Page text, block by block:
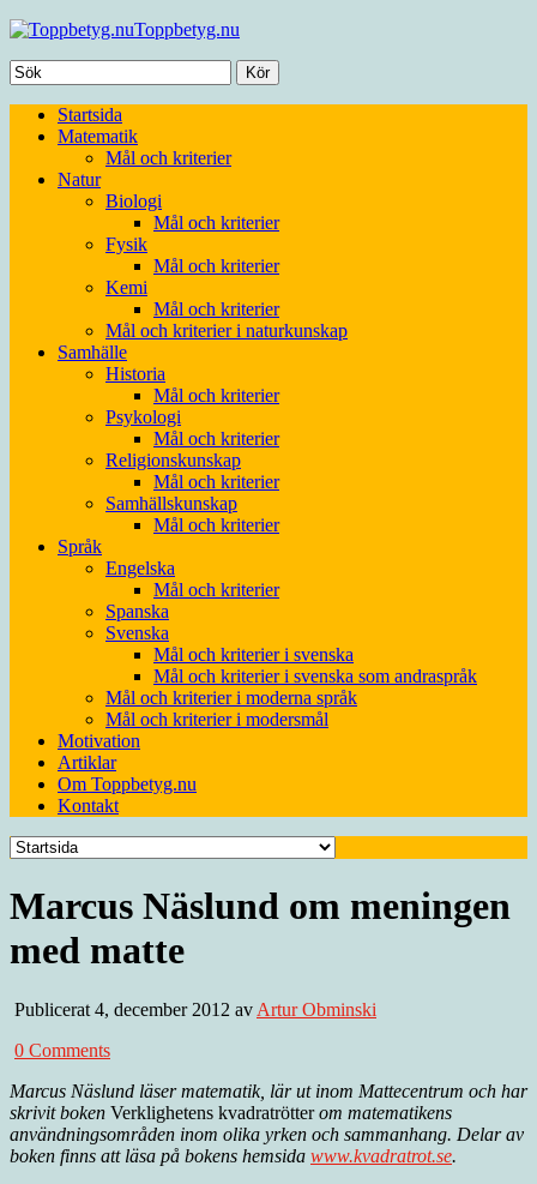
Toppbetyg.nu
Startsida
Matematik
Mål och kriterier
Natur
Biologi
Mål och kriterier
Fysik
Mål och kriterier
Kemi
Mål och kriterier
Mål och kriterier i naturkunskap
Samhälle
Historia
Mål och kriterier
Psykologi
Mål och kriterier
Religionskunskap
Mål och kriterier
Samhällskunskap
Mål och kriterier
Språk
Engelska
Mål och kriterier
Spanska
Svenska
Mål och kriterier i svenska
Mål och kriterier i svenska som andraspråk
Mål och kriterier i moderna språk
Mål och kriterier i modersmål
Motivation
Artiklar
Om Toppbetyg.nu
Kontakt
Marcus Näslund om meningen
med matte
Publicerat 4, december 2012 av Artur Obminski
0 Comments
Marcus Näslund läser matematik, lär ut inom Mattecentrum och har
skrivit boken Verklighetens kvadratrötterom matematikens
användningsområden inom olika yrken och sammanhang. Delar av
boken finns att läsa på bokens hemsida www.kvadratrot.se.